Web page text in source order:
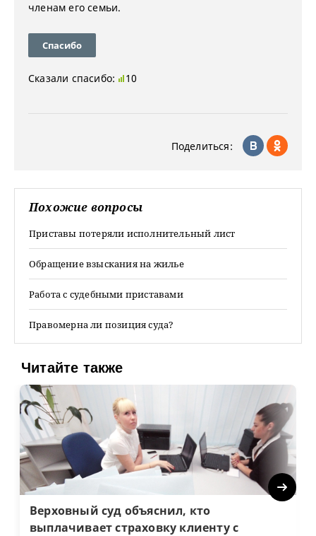
членам его семьи.
Спасибо
Сказали спасибо: 10
Поделиться:
Похожие вопросы
Приставы потеряли исполнительный лист
Обращение взыскания на жилье
Работа с судебными приставами
Правомерна ли позиция суда?
Читайте также
Верховный суд объяснил, кто
выплачивает страховку клиенту с
Next